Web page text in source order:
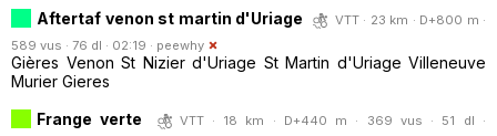
Aftertaf venon st martin d'Uriage
VTT · 23 km · D+800 m ·
589 vus · 76 dl · 02:19 · peewhy
Gières Venon St Nizier d'Uriage St Martin d'Uriage Villeneuve
Murier Gieres
Frange verte
VTT · 18 km · D+440 m · 369 vus · 51 dl ·